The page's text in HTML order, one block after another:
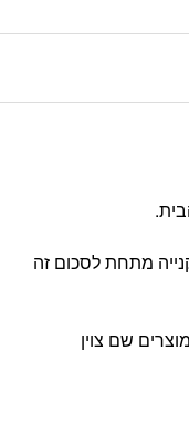
בקנייה מתחת לסכום זה
מוצרים שם צוין